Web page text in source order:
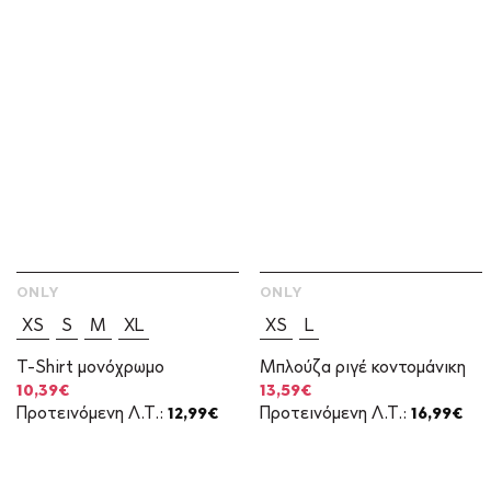
XS S M
XL
T-Shirt μονόχρωμο
ONLY
Original
price
was:
10,39€Η
τρέχουσα
τιμή
Προτεινόμενη Λ.Τ.: 12,99€
XS
L
Μπλούζα ριγέ κοντομάνικη
ONLY
Original
price
was:
13,59€
τρέχουσα
τιμή
Προτεινόμενη Λ.Τ.:16,99€